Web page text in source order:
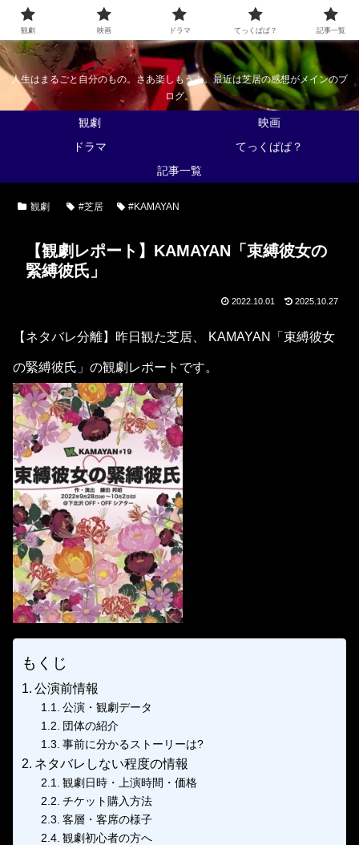
なんかくうかい
人生はまるごと自分のもの。さあ楽しもう！。最近は芝居の感想がメインのブ
ログ。
観劇
映画
ドラマ
てっくぱぱ？
記事一覧
観劇 #芝居 #KAMAYAN
【観劇レポート】KAMAYAN「束縛彼女の
緊縛彼氏」
2022.10.01 2025.10.27
【ネタバレ分離】昨日観た芝居、 KAMAYAN「束縛彼女
の緊縛彼氏」の観劇レポートです。
もくじ
公演前情報
公演・観劇データ
団体の紹介
事前に分かるストーリーは?
ネタバレしない程度の情報
観劇日時・上演時間・価格
チケット購入方法
客層・客席の様子
観劇初心者の方へ
観劇 映画 ドラマ てっくぱぱ？ 記事一覧